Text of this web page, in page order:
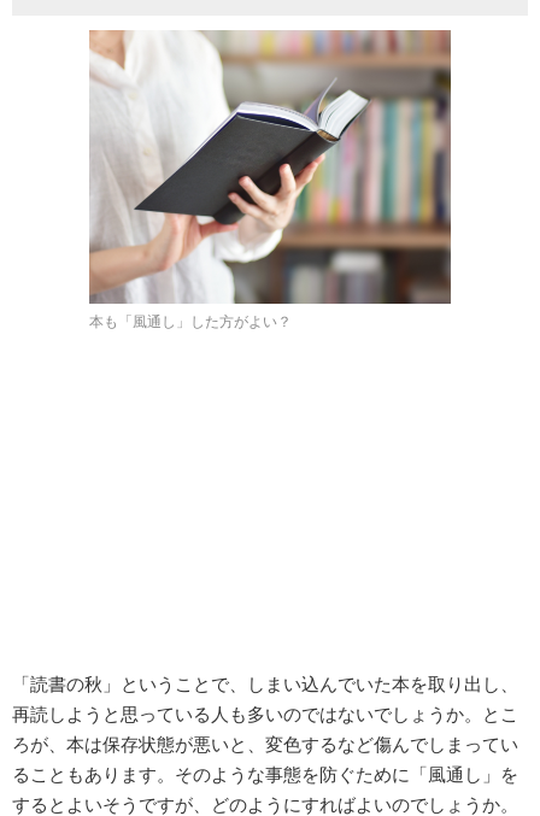
本も「風通し」した方がよい？
「読書の秋」ということで、しまい込んでいた本を取り出し、
再読しようと思っている人も多いのではないでしょうか。とこ
ろが、本は保存状態が悪いと、変色するなど傷んでしまってい
ることもあります。そのような事態を防ぐために「風通し」を
するとよいそうですが、どのようにすればよいのでしょうか。